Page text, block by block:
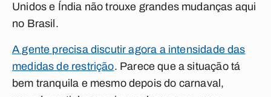
Unidos e Índia não trouxe grandes mudanças aqui
no Brasil.
A gente precisa discutir agora a intensidade das
medidas de restrição. Parece que a situação tá
bem tranquila e mesmo depois do carnaval,